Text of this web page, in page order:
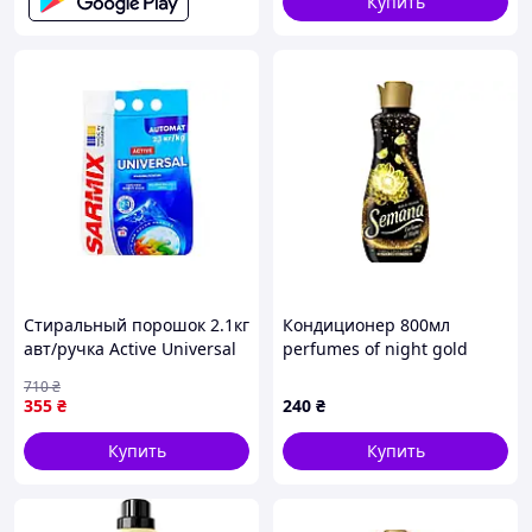
Стиральный порошок 2.1кг
авт/ручка Active Universal
355 ₴
710₴
Купить
Кондиционер 800мл
perfumes of night gold
240 ₴
Купить